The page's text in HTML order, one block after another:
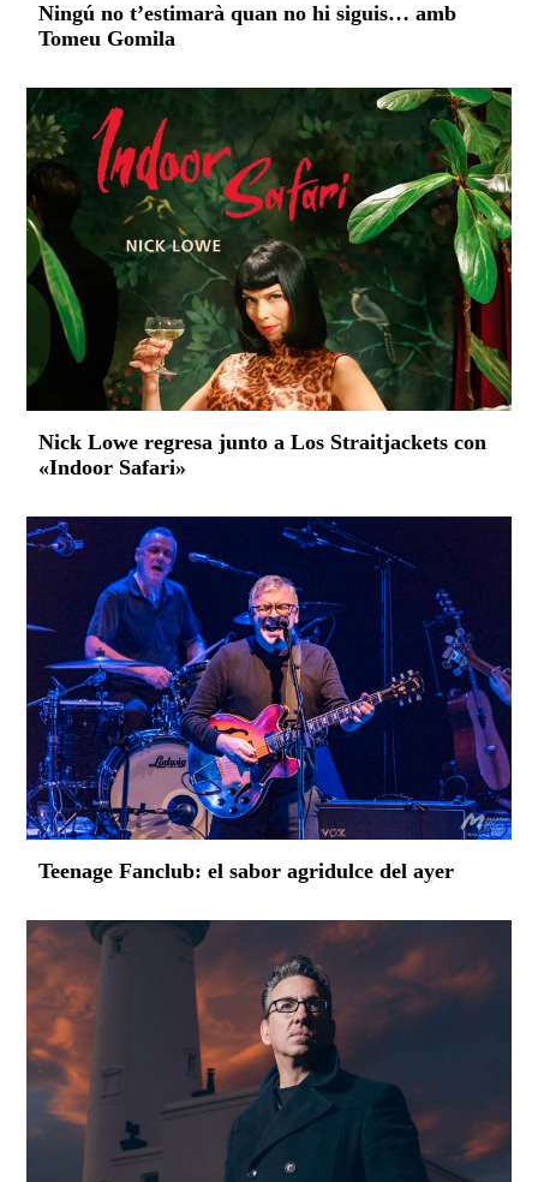
Ningú no t’estimarà quan no hi siguis… amb
Tomeu Gomila
Nick Lowe regresa junto a Los Straitjackets con
«Indoor Safari»
Teenage Fanclub: el sabor agridulce del ayer